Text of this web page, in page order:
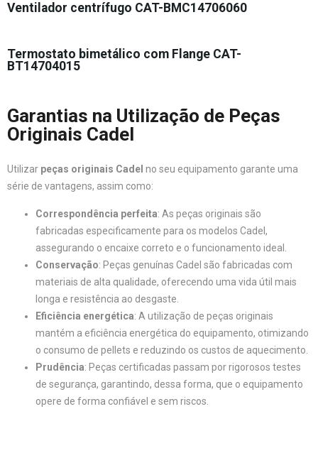
Ventilador centrífugo CAT-BMC14706060
Termostato bimetálico com Flange CAT-
BT14704015
Garantias na Utilização de Peças
Originais Cadel
Utilizar peças originais Cadel no seu equipamento garante uma
série de vantagens, assim como:
Correspondência perfeita: As peças originais são
fabricadas especificamente para os modelos Cadel,
assegurando o encaixe correto e o funcionamento ideal.
Conservação: Peças genuínas Cadel são fabricadas com
materiais de alta qualidade, oferecendo uma vida útil mais
longa e resistência ao desgaste.
Eficiência energética: A utilização de peças originais
mantém a eficiência energética do equipamento, otimizando
o consumo de pellets e reduzindo os custos de aquecimento.
Prudência: Peças certificadas passam por rigorosos testes
de segurança, garantindo, dessa forma, que o equipamento
opere de forma confiável e sem riscos.